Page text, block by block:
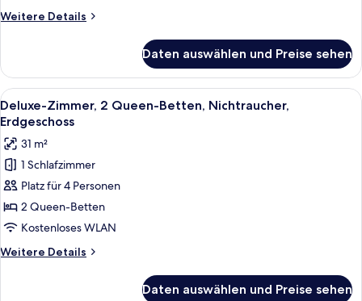
anzeigen
Weitere Details
Weitere
Zimmer,
2 Queen-
Betten,
Nichtraucher
Daten auswählen und Preise sehen
Alle
Fotos
für
Deluxe-
Zimmer,
2 Queen-
Betten,
Nichtraucher,
Erdgeschoss
anzeigen
Ein Hotelzimmer mit zwei Betten,
11
Deluxe-Zimmer, 2 Queen-Betten, Nichtraucher,
Erdgeschoss
31 m²
1 Schlafzimmer
Platz für 4 Personen
2 Queen-Betten
Kostenloses WLAN
Weitere Details
Weitere
Daten auswählen und Preise sehen